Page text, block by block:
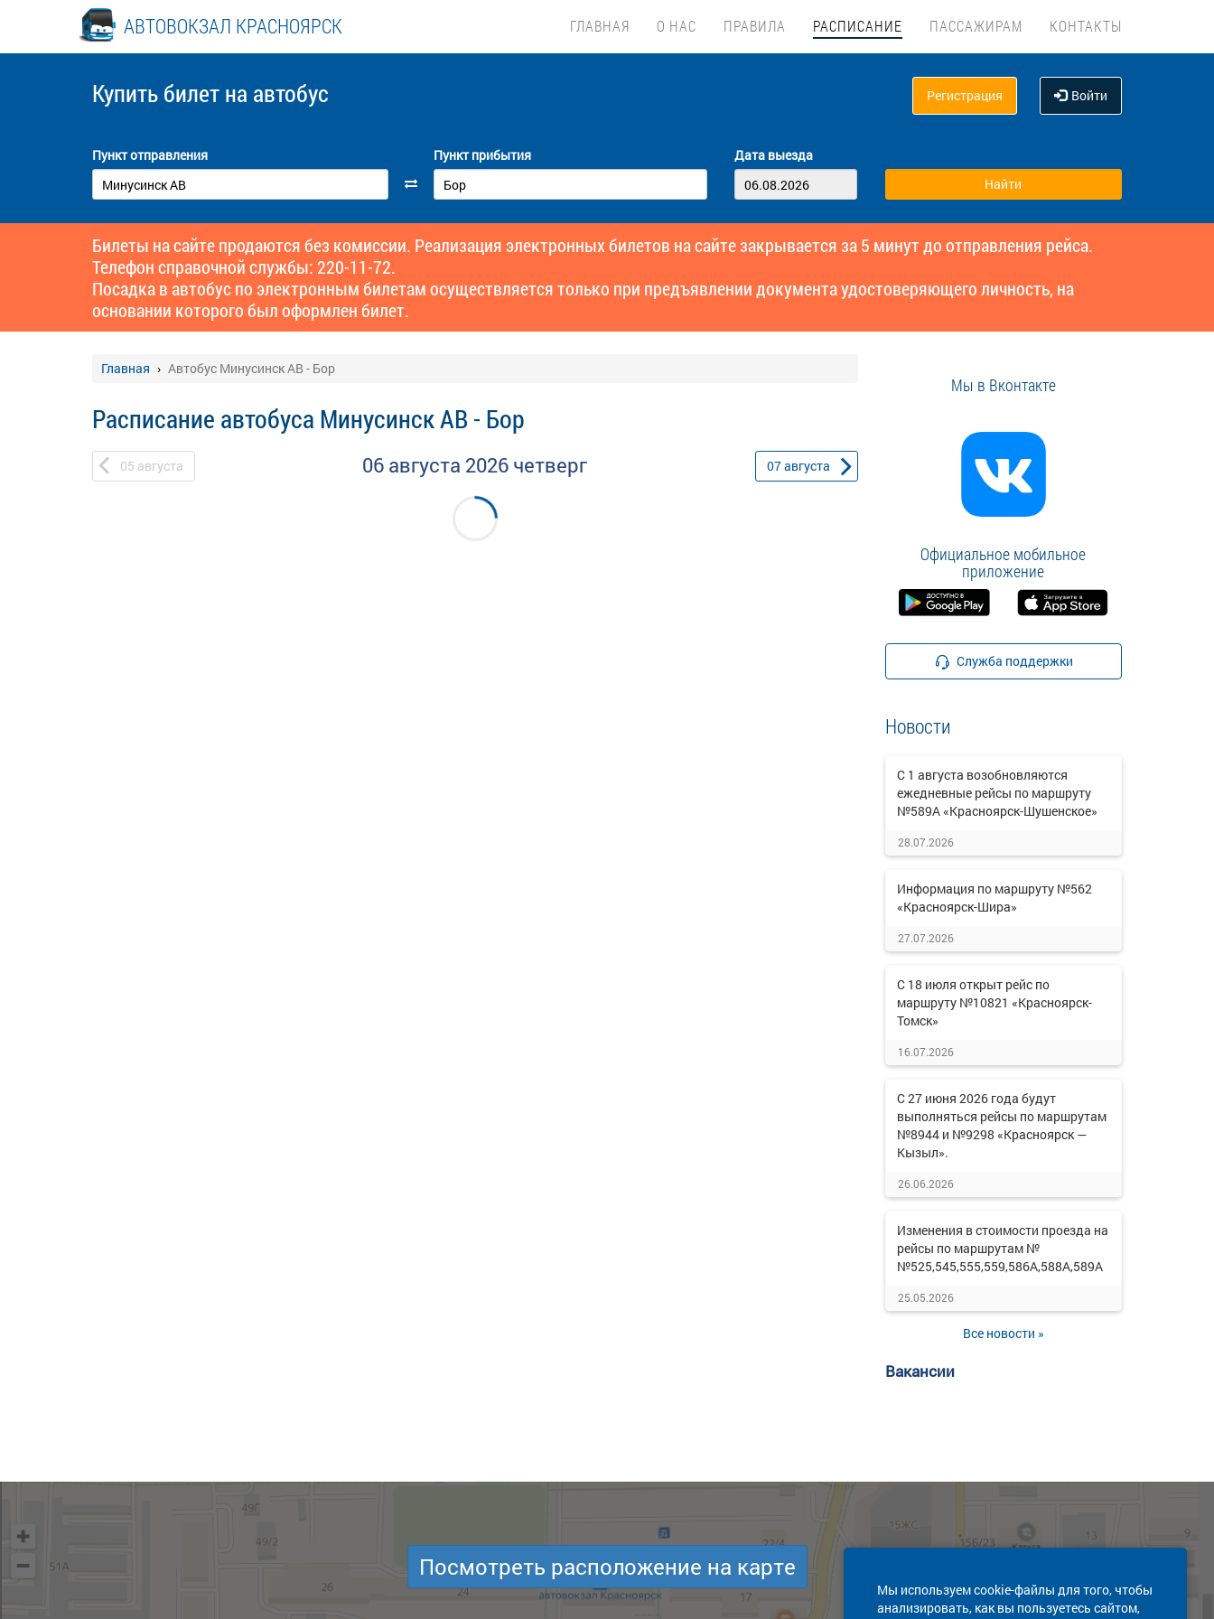
АВТОВОКЗАЛ КРАСНОЯРСК ГЛАВНАЯ О НАС ПРАВИЛА РАСПИСАНИЕ ПАССАЖИРАМ КОНТАКТЫ
Купить билет на автобус Регистрация Войти
Пункт отправления Пункт прибытия Дата выезда
Билеты на сайте продаются без комиссии. Реализация электронных билетов на сайте закрывается за 5 минут до отправления рейса.
Телефон справочной службы: 220-11-72.
Посадка в автобус по электронным билетам осуществляется только при предъявлении документа удостоверяющего личность, на
основании которого был оформлен билет.
Главная Автобус Минусинск АВ - Бор
Расписание автобуса Минусинск АВ - Бор
05 августа 06 августа 2026 четверг 07августа
Мы в Вконтакте
Официальное мобильное
приложение
Служба поддержки
Новости
С 1 августа возобновляются
ежедневные рейсы по маршруту
№589А «Красноярск-Шушенское»
28.07.2026
Информация по маршруту №562
«Красноярск-Шира»
27.07.2026
С 18 июля открыт рейс по
маршруту №10821 «Красноярск-
Томск»
16.07.2026
С 27 июня 2026 года будут
выполняться рейсы по маршрутам
№8944 и №9298 «Красноярск —
Кызыл».
26.06.2026
Изменения в стоимости проезда на
рейсы по маршрутам №
№525,545,555,559,586А,588А,589А
25.05.2026
Все новости »
Вакансии
Мы используем cookie-файлы для того, чтобы
анализировать, как вы пользуетесь сайтом,
Посмотреть расположение на карте